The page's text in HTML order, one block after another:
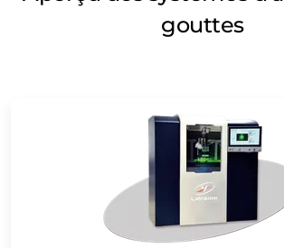
gouttes